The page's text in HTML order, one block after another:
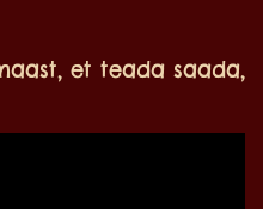
et teada saada,